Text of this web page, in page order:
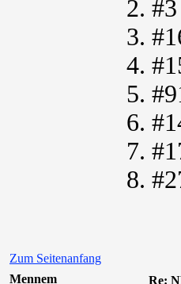
2. #3
3.
4.
5.
6.
7.
8.
Zum Seitenanfang
Mennem
Re: